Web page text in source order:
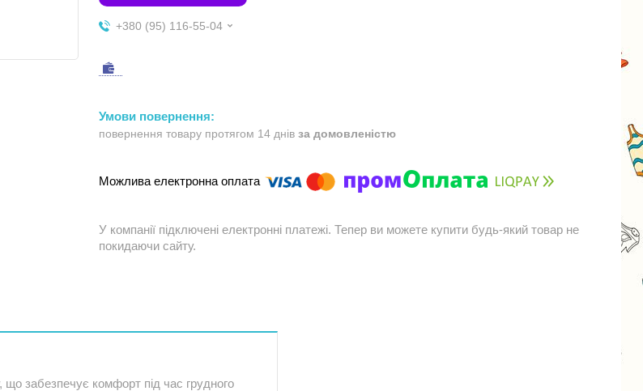
+380 (95) 116-55-04
повернення товару протягом 14 днів за домовленістю
У компанії підключені електронні платежі. Тепер ви можете купити будь-який товар не
покидаючи сайту.
забезпечує комфорт під час грудного